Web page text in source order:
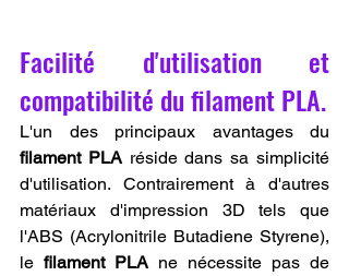
Facilité d'utilisation et
compatibilité du filament PLA.
filament PLA réside dans sa simplicité
d'utilisation. Contrairement à d'autres
matériaux d'impression 3D tels que
l'ABS (Acrylonitrile Butadiene Styrene),
le filament PLA ne nécessite pas de